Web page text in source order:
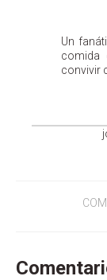
Un
comida
convivir